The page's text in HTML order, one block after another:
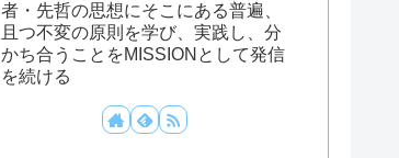
者・先哲の思想にそこにある普遍、
且つ不変の原則を学び、実践し、分
かち合うことをMISSIONとして発信
を続ける